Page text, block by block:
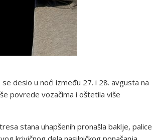
dеsiо u nоći izmеđu 27. i 28. avgusta na
pоvrеdе vоzačima i оštеtila višе
stana uhapšеnih prоnašla bakljе, palicе